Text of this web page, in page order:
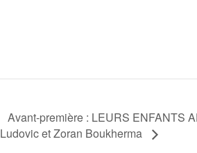
Avant-première : LEURS ENFANTS
Ludovic et Zoran Boukherma